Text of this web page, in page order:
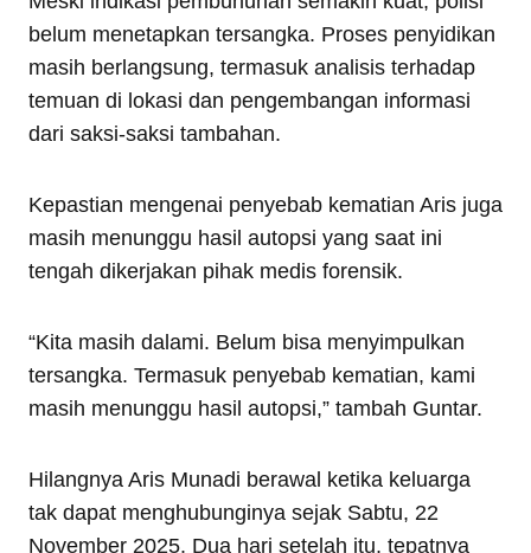
belum menetapkan tersangka. Proses penyidikan
masih berlangsung, termasuk analisis terhadap
temuan di lokasi dan pengembangan informasi
dari saksi-saksi tambahan.
Kepastian mengenai penyebab kematian Aris juga
masih menunggu hasil autopsi yang saat ini
tengah dikerjakan pihak medis forensik.
“Kita masih dalami. Belum bisa menyimpulkan
tersangka. Termasuk penyebab kematian, kami
masih menunggu hasil autopsi,” tambah Guntar.
Hilangnya Aris Munadi berawal ketika keluarga
tak dapat menghubunginya sejak Sabtu, 22
November 2025. Dua hari setelah itu, tepatnya